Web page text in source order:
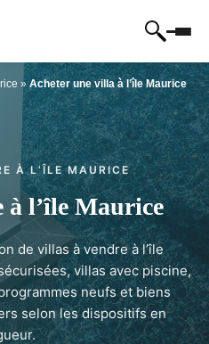
»Acheter une villa à l’île Maurice
À L’ÎLE MAURICE
à l’île Maurice
de villas à vendre à l’île
villas avec piscine,
neufs et biens
selon les dispositifs en